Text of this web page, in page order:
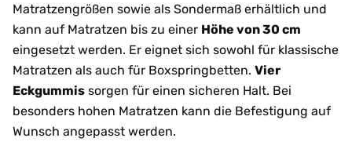
Matratzengrößen sowie als Sondermaß erhältlich und
kann auf Matratzen bis zu einer Höhe von 30 cm
eingesetzt werden. Er eignet sich sowohl für klassische
Matratzen als auch für Boxspringbetten. Vier
Eckgummis sorgen für einen sicheren Halt. Bei
besonders hohen Matratzen kann die Befestigung auf
Wunsch angepasst werden.